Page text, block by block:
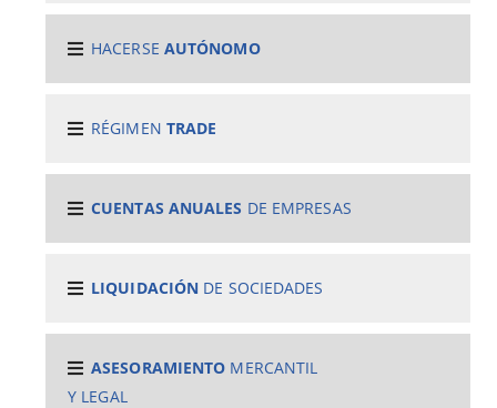
HACERSE AUTÓNOMO
RÉGIMEN TRADE
CUENTAS ANUALES DE EMPRESAS
LIQUIDACIÓN DE SOCIEDADES
ASESORAMIENTO MERCANTIL
Y LEGAL